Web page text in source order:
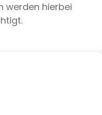
werden hierbei